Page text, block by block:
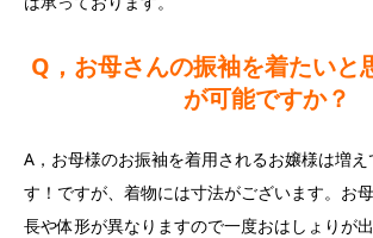
Q，お母さんの振袖を着たいと
が可能ですか？
A，お母様のお振袖を着用されるお嬢様は増
す！ですが、着物には寸法がございます。お
長や体形が異なりますので一度おはしょりが